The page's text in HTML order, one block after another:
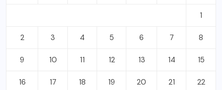
1
2 3 4 5 6 7 8
9 10 11 12 13 14 15
16 17 18 19 20 21 22